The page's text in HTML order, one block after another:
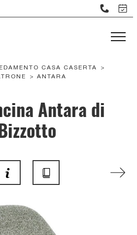
CASA CASERTA
>
> ANTARA
Antara di